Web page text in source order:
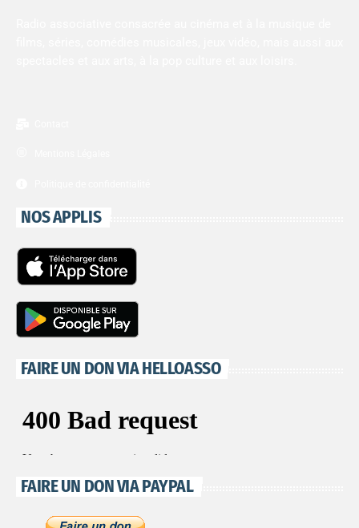
NOS APPLIS
FAIRE UN DON VIA HELLOASSO
FAIRE UN DON VIA PAYPAL